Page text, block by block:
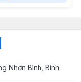
Nhơn Bình, Bình